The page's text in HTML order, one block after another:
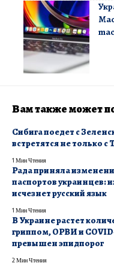
Вам также может
Сибига поедет с
встретятся не только
1 Мин Чтения
Рада приняла
паспортов украинцев:
исчезнет русский язык
1 Мин Чтения
В Украине растет
гриппом, ОРВИ и
превышен эпидпорог
2 Мин Чтения